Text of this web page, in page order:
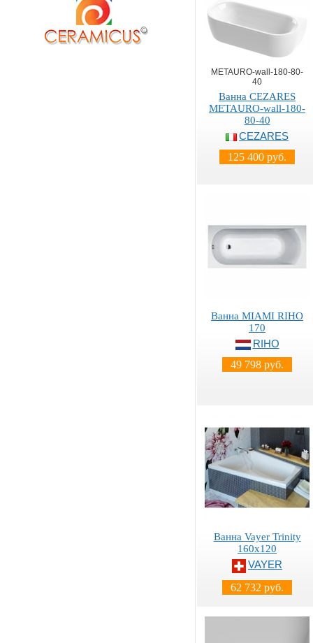
METAURO-wall-180-80-
40
Ванна CEZARES
METAURO-wall-180-
80-40
CEZARES
125 400 руб.
Ванна MIAMI RIHO
170
RIHO
49 798 руб.
Ванна Vayer Trinity
160x120
VAYER
62 732 руб.